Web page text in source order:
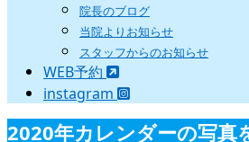
院長のブログ
当院よりお知らせ
スタッフからのお知らせ
WEB予約
instagram
2020年カレンダーの写真